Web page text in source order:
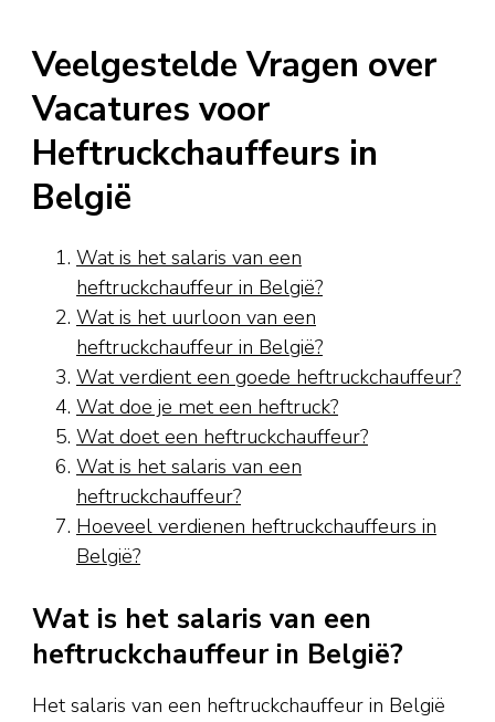
Veelgestelde Vragen over
Vacatures voor
Heftruckchauffeurs in
België
Wat is het salaris van een
heftruckchauffeur in België?
Wat is het uurloon van een
heftruckchauffeur in België?
Wat verdient een goede heftruckchauffeur?
Wat doe je met een heftruck?
Wat doet een heftruckchauffeur?
Wat is het salaris van een
heftruckchauffeur?
Hoeveel verdienen heftruckchauffeurs in
België?
Wat is het salaris van een
heftruckchauffeur in België?
Het salaris van een heftruckchauffeur in België